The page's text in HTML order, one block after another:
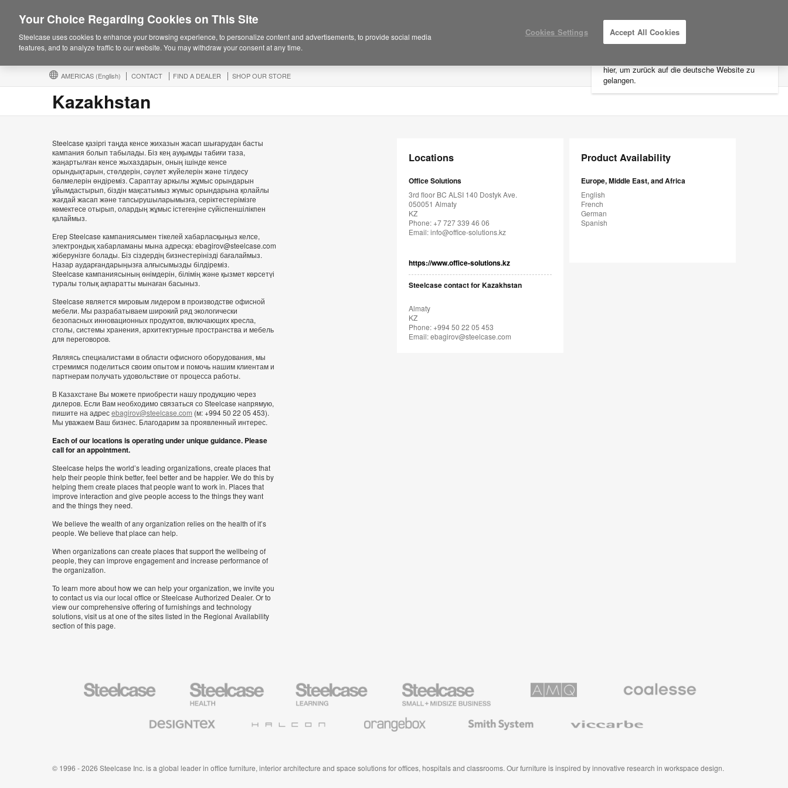
hier, um zurück auf die deutsche Website zu
gelangen.
AMERICAS (English) CONTACT FIND A DEALER SHOP OUR STORE MY PROJECTS
Kazakhstan
Steelcase қазіргі таңда кенсе жихазын жасап шығарудан басты
кампания болып табылады. Біз кең ауқымды табиғи таза,
жаңартылған кенсе жыхаздарын, оның ішінде кенсе
орындықтарын, стөлдерін, сәүлет жүйелерін және тілдесу
бөлмелерін өндіреміз. Сараптау аркылы жұмыс орындарын
ұйымдастырып, біздін мақсатымыз жүмыс орындарына қолайлы
жағдай жасап және тапсырушыларымызға, серіктестерімізге
көмектесе отырып, олардың жұмыс істегеңіне сүйіспеншілікпен
қалаймыз.
Егер Steelcase кампаниясымен тікелей хабарласқыңыз келсе,
электрондық хабарламаны мына адресқа: ebagirov@steelcase.com
жіберунізге болады. Біз сіздердің бизнестерінізді бағалаймыз.
Назар аударғандарыңызға алғысымызды білдіреміз.
Steelcase кампаниясының өнімдерін, білімің және қызмет көрсетүі
туралы толық ақпаратты мынаған басыныз.
Steelcase является мировым лидером в производстве офисной
мебели. Мы разрабатываем широкий ряд экологически
безопасных инновационных продуктов, включающих кресла,
столы, системы хранения, архитектурные пространства и мебель
для переговоров.
Являясь специалистами в области офисного оборудования, мы
стремимся поделиться своим опытом и помочь нашим клиентам и
партнерам получать удовольствие от процесса работы.
В Казахстане Вы можете приобрести нашу продукцию через
дилеров. Если Вам необходимо связаться со Steelcase напрямую,
пишите на адресebagirov@steelcase.com (м: +994 50 22 05 453).
Мы уважаем Ваш бизнес. Благодарим за проявленный интерес.
Each of our locations is operating under unique guidance. Please
call for an appointment.
Steelcase helps the world’s leading organizations, create places that
help their people think better, feel better and be happier. We do this by
helping them create places that people want to work in. Places that
improve interaction and give people access to the things they want
and the things they need.
We believe the wealth of any organization relies on the health of it’s
people. We believe that place can help.
When organizations can create places that support the wellbeing of
people, they can improve engagement and increase performance of
the organization.
To learn more about how we can help your organization, we invite you
to contact us via our local office or Steelcase Authorized Dealer. Or to
view our comprehensive offering of furnishings and technology
solutions, visit us at one of the sites listed in the Regional Availability
section of this page.
Locations
Office Solutions
3rd floor BC ALSI 140 Dostyk Ave.
050051 Almaty
KZ
Phone: +7 727 339 46 06
Email:info@office-solutions.kz
https://www.office-solutions.kz
Steelcase contact for Kazakhstan
Almaty
KZ
Phone: +994 50 22 05 453
Email:ebagirov@steelcase.com
Product Availability
Europe, Middle East, and Africa
English
French
German
Spanish
Steelcase
Steelcase
Health
Furniture
Steelcase
Education
Furniture
Steelcase
Small
Business
Premium
Textiles
System
© 1996 - 2026 Steelcase Inc. is a global leader in office furniture, interior architecture and space solutions for offices, hospitals and classrooms. Our furniture is inspired by innovative research in workspace design.
Your Choice Regarding Cookies on This Site
Steelcase uses cookies to enhance your browsing experience, to personalize content and advertisements, to provide social media
features, and to analyze traffic to our website. You may withdraw your consent at any time.
Cookies Settings Accept All Cookies